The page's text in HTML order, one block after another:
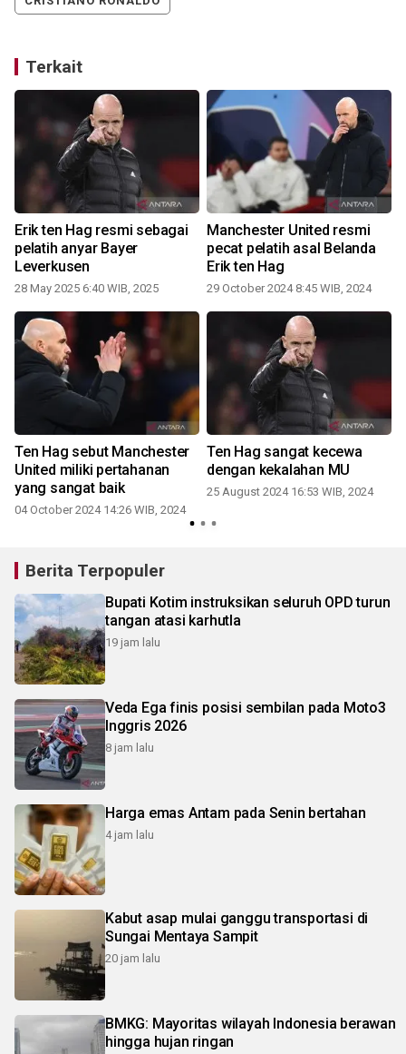
Terkait
Erik ten Hag resmi sebagai
pelatih anyar Bayer
Leverkusen
28 May 2025 6:40 WIB, 2025
Manchester United resmi
pecat pelatih asal Belanda
Erik ten Hag
29 October 2024 8:45 WIB, 2024
Ten Hag sebut Manchester
United miliki pertahanan
yang sangat baik
04 October 2024 14:26 WIB, 2024
Ten Hag sangat kecewa
dengan kekalahan MU
25 August 2024 16:53 WIB, 2024
Berita Terpopuler
Bupati Kotim instruksikan seluruh OPD turun
tangan atasi karhutla
19 jam lalu
Veda Ega finis posisi sembilan pada Moto3
Inggris 2026
8 jam lalu
Harga emas Antam pada Senin bertahan
4 jam lalu
Kabut asap mulai ganggu transportasi di
Sungai Mentaya Sampit
20 jam lalu
BMKG: Mayoritas wilayah Indonesia berawan
hingga hujan ringan